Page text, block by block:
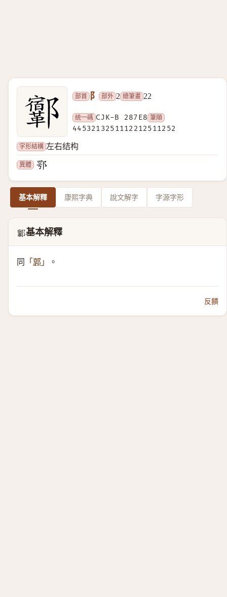
部首 阝 部外 2 總筆畫 22
統一碼 CJK-B 287E8 筆順
4453213251112212511252
字形結構 左右结构
異體
基本解釋 康熙字典 說文解字 字源字形
𨟨基本解釋
同 「 郭 」 。
反饋